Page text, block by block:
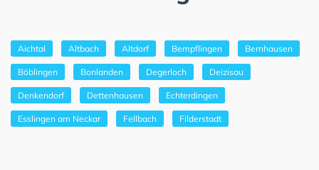
Aichtal Altbach Altdorf Bempflingen Bernhausen
Böblingen Bonlanden Degerloch Deizisau
Denkendorf Dettenhausen Echterdingen
Esslingen am Neckar Fellbach Filderstadt